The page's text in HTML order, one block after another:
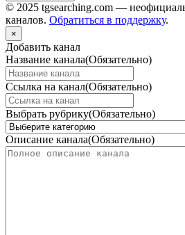
© 2025 tgsearching.com —
каналов. Обратиться в поддержку.
×
Добавить канал
Название канала(Обязательно)
Ссылка на канал(Обязательно)
Выбрать рубрику(Обязательно)
Описание канала(Обязательно)